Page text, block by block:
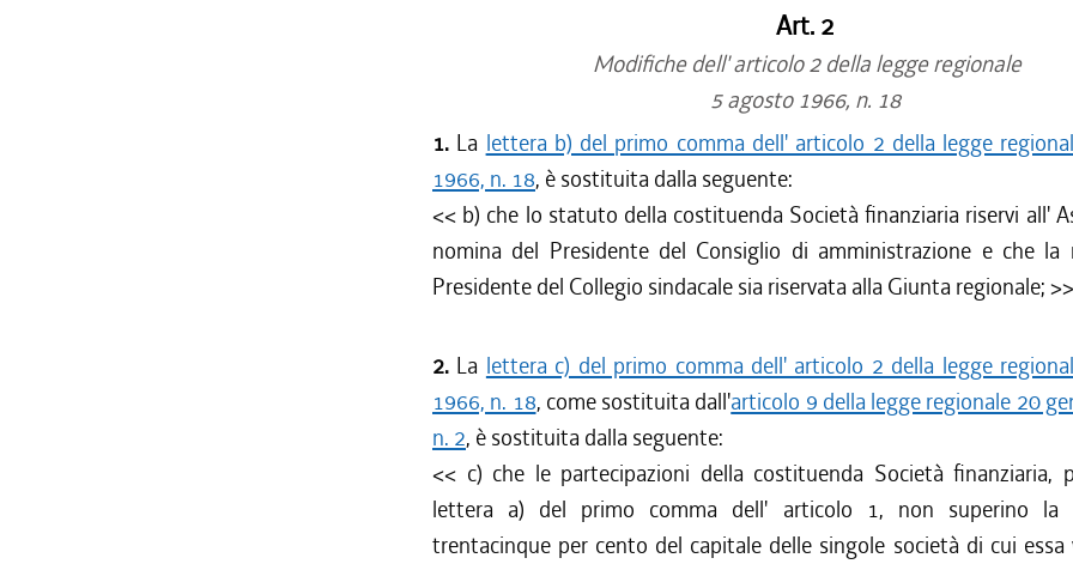
Art. 2
Modifiche dell' articolo 2 della legge regionale
5 agosto 1966, n. 18
1. La lettera b) del primo comma dell' articolo 2 della legge
1966, n. 18, è sostituita dalla seguente:
<< b) che lo statuto della costituenda Società finanziaria riservi all'
nomina del Presidente del Consiglio di amministrazione e che la
Presidente del Collegio sindacale sia riservata alla Giunta regionale;
2. La lettera c) del primo comma dell' articolo 2 della legge
1966, n. 18, come sostituita dall'articolo 9 della legge regionale 20
n. 2, è sostituita dalla seguente:
<< c) che le partecipazioni della costituenda Società finanziaria,
lettera a) del primo comma dell' articolo 1, non superino la
trentacinque per cento del capitale delle singole società di cui essa